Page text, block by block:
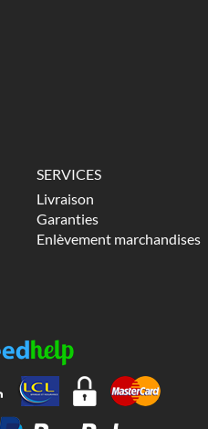
SERVICES
Livraison
Garanties
Enlèvement marchandises